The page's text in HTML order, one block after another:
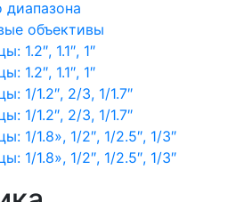
диапазона
объективы
1.2″, 1.1″, 1″
1.2″, 1.1″, 1″
1/1.2″, 2/3, 1/1.7″
1/1.2″, 2/3, 1/1.7″
1/1.8», 1/2″, 1/2.5″, 1/3″
1/1.8», 1/2″, 1/2.5″, 1/3″